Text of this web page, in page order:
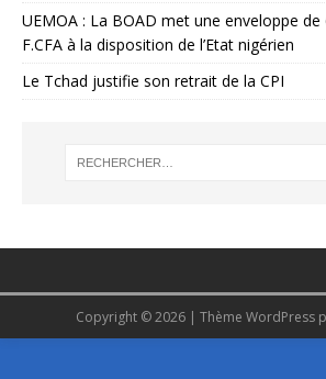
UEMOA : La BOAD met une enveloppe de
F.CFA à la disposition de l’Etat nigérien
Le Tchad justifie son retrait de la CPI
Copyright © 2026 | Thème WordPress